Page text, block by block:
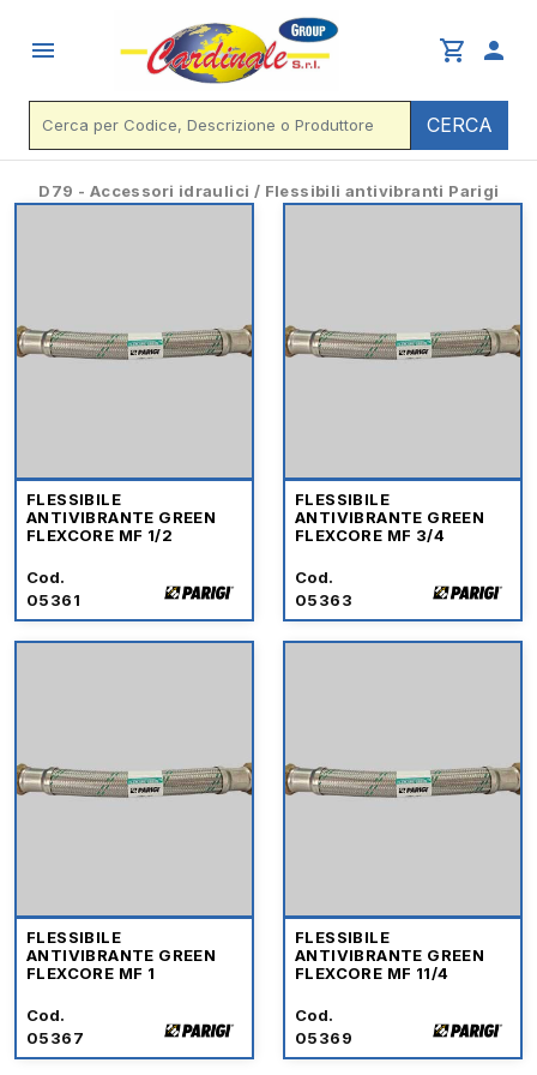
menu shopping_cart person
CERCA
D79 - Accessori idraulici / Flessibili antivibranti Parigi
FLESSIBILE
ANTIVIBRANTE GREEN
FLEXCORE MF 1/2
Cod.
05361
FLESSIBILE
ANTIVIBRANTE GREEN
FLEXCORE MF 3/4
Cod.
05363
FLESSIBILE
ANTIVIBRANTE GREEN
FLEXCORE MF 1
Cod.
05367
FLESSIBILE
ANTIVIBRANTE GREEN
FLEXCORE MF 11/4
Cod.
05369